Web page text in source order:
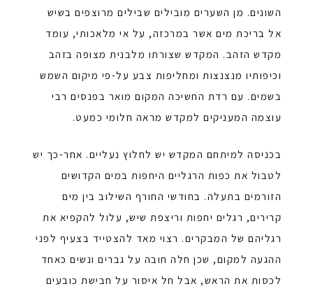
השונים. מן השערים מובילים שבילים מרוצפים בשיש
אל בריכת מים אשר במרכזה, על אי מלאכותי, עומד
מקדש הזהב. המקדש שצורתו מלבנית מצופה בזהב
וכיפותיו מנצנצות ומחליפות צבע על-פי מיקום השמש
בשמים. עם רדת החשיכה המקום מואר בפנסים רבי
עוצמה המעניקים למקדש מראה חלומי כמעט.
בכניסה למיתחם המקדש יש לחלוץ נעליים. אחר-כך יש
לטבול את כפות הרגליים היחפות במים הקדושים
הזורמים בתעלה. בחודשי החורף השילוב בין מים
קרירים, רגלים יחפות וריצפת שיש, עלול להקפיא את
רגליהם של המבקרים. רצוי מאד להצטייד בצעיף לפני
ההגעה למקום, שכן חלה חובה על גברים ונשים כאחד
לכסות את הראש, אבל חל איסור על חבישת כובעים